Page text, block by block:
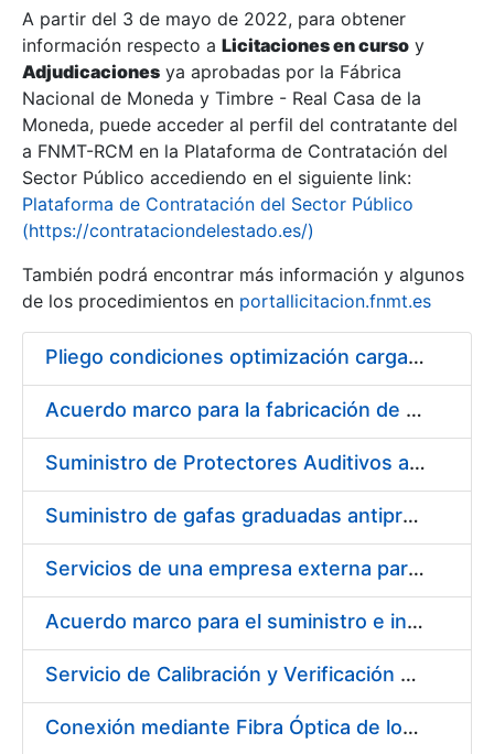
Mostra/Amaga
Mostra/Amaga
Mostra/Amaga
A partir del 3 de mayo de 2022, para obtener
información respecto a Licitaciones en curso y
Adjudicaciones ya aprobadas por la Fábrica
Nacional de Moneda y Timbre - Real Casa de la
Moneda, puede acceder al perfil del contratante del
a FNMT-RCM en la Plataforma de Contratación del
Sector Público accediendo en el siguiente link:
Plataforma de Contratación del Sector Público
(https://contrataciondelestado.es/)
También podrá encontrar más información y algunos
de los procedimientos en portallicitacion.fnmt.es
Pliego condiciones optimización cargas compras firmado
Acuerdo marco para la fabricación de piezas
Suministro de Protectores Auditivos a medida para las personas trabajadoras de los Centros de Trabajo de Madrid y Burgos
Suministro de gafas graduadas antiproyecciones para los trabajadores de la FNMT-RCM en los centros de trabajo de Madrid y Burgos
Servicios de una empresa externa para el asesoramiento y resolución de los recursos de alzada que se presentan relacionados con procesos de selección para la FNMT-RCM
Acuerdo marco para el suministro e instalación de persianas, estores y otros complementos
Servicio de Calibración y Verificación Externa de los Equipos de Medición del Servicio de Prevención de la FNMT-RCM
Conexión mediante Fibra Óptica de los Centros de Proceso de Datos (CPDs) de las sedes de la FNMT-RCM de Burgos y Madrid